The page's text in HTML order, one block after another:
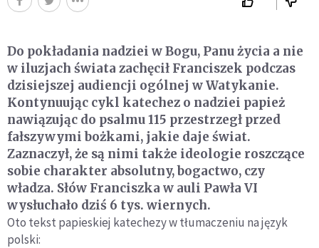
Do pokładania nadziei w Bogu, Panu życia a nie
w iluzjach świata zachęcił Franciszek podczas
dzisiejszej audiencji ogólnej w Watykanie.
Kontynuując cykl katechez o nadziei papież
nawiązując do psalmu 115 przestrzegł przed
fałszywymi bożkami, jakie daje świat.
Zaznaczył, że są nimi także ideologie roszczące
sobie charakter absolutny, bogactwo, czy
władza. Słów Franciszka w auli Pawła VI
wysłuchało dziś 6 tys. wiernych.
Oto tekst papieskiej katechezy w tłumaczeniu na język
polski: